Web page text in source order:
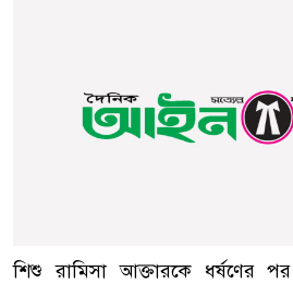
শিশু রামিসা আক্তারকে ধর্ষণের